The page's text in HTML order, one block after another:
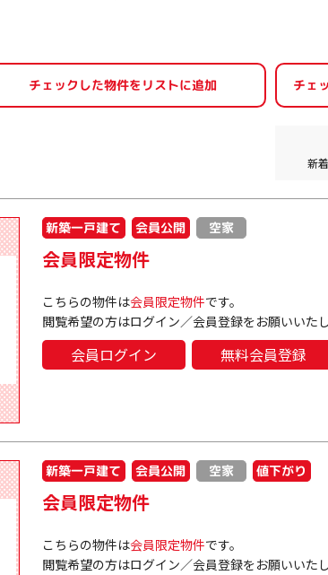
新
新築一戸建て 会員公開 空家
会員限定物件
こちらの物件は会員限定物件です。
閲覧希望の方はログイン／会員登録をお願いいたし
会員ログイン 無料会員登録
新築一戸建て 会員公開 空家 値下がり
会員限定物件
こちらの物件は会員限定物件です。
閲覧希望の方はログイン／会員登録をお願いいたし